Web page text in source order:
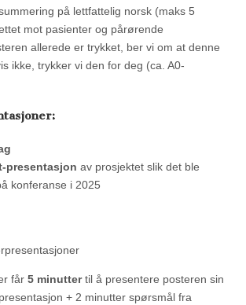
på lettfattelig norsk (maks 5
mot pasienter og pårørende
allerede er trykket, ber vi om at denne
ikke, trykker vi den for deg (ca. A0-
presentasjon av prosjektet slik det ble
konferanse i 2025
får 5 minuttertil å presentere posteren sin
+ 2 minutter spørsmål fra